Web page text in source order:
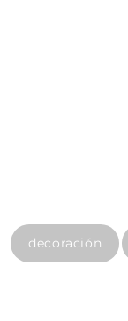
decoración